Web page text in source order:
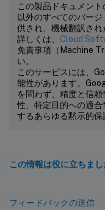
この製品ドキュメン
以外のすべてのバー
供され、機械翻訳され
詳しくは、 Cloud
免責事項（Machine
い。
このサービスには、
能性があります。
を問わず、精度と信
性、特定目的への適
するあらゆる黙示的保
この情報は役に立ちま
フィードバックの送信